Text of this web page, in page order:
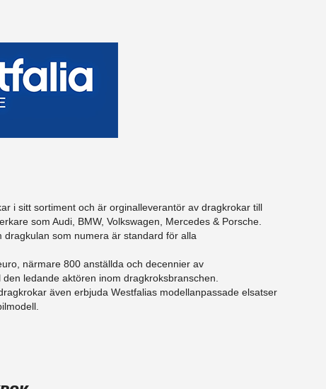
i sitt sortiment och är orginalleverantör av dragkrokar till
som Audi, BMW, Volkswagen, Mercedes & Porsche.
som numera är standard för alla
närmare 800 anställda och decennier av
ledande aktören inom dragkroksbranschen.
även erbjuda Westfalias modellanpassade elsatser